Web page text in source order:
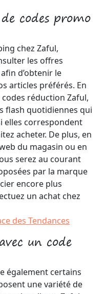
codes promo
chez Zaful,
les offres
d’obtenir le
articles préférés. En
codes réduction Zaful,
flash quotidiennes qui
elles correspondent
acheter. De plus, en
du magasin ou en
serez au courant
par la marque
encore plus
un achat chez
des Tendances
un code
également certains
une variété de